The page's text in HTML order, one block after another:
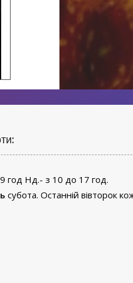
год Нд.- з 10 до 17 год.
субота. Останній вівторок